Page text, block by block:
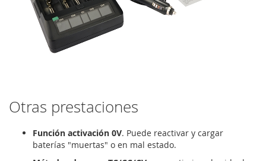
Otras prestaciones
Función activación 0V. Puede reactivar y cargar
baterías "muertas" o en mal estado.